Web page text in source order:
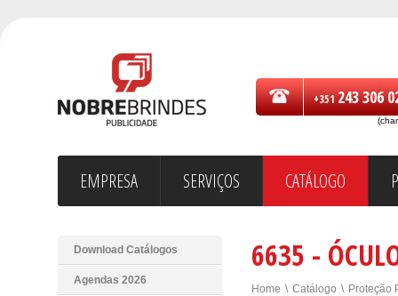
+351243 306
EMPRESA SERVIÇOS CATÁLOGO
Download Catálogos
Agendas 2026
6635 -
Home \ Catálogo \ Proteção